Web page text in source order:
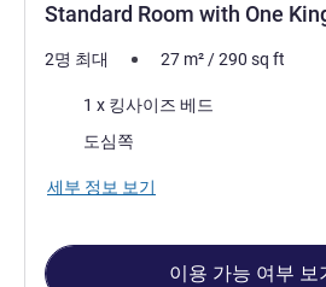
Standard Room with One
2명 최대 27 m²/290 sq ft
1 x 킹사이즈 베드
도심쪽
세부 정보 보기
이용 가능 여부 보